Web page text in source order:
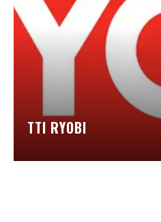
TTI RYOBI